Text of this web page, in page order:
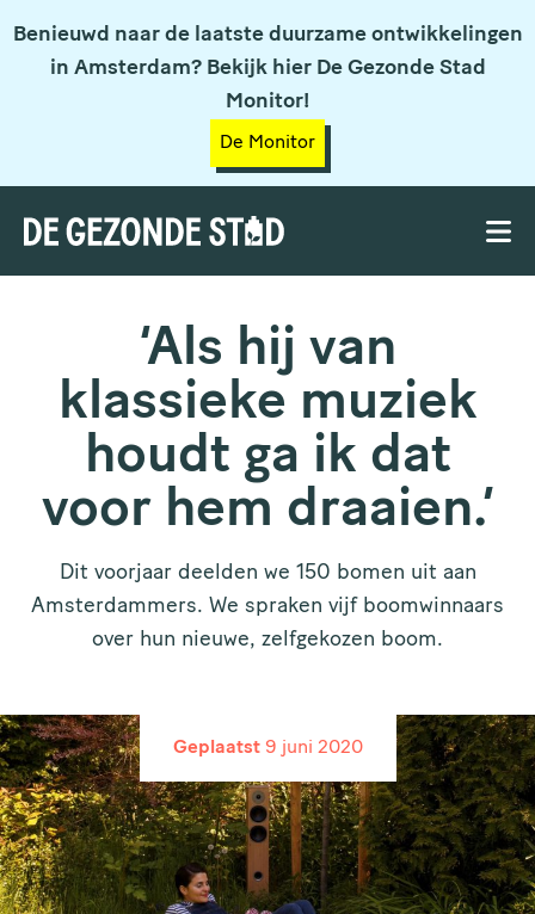
Benieuwd naar de laatste duurzame ontwikkelingen
in Amsterdam? Bekijk hier De Gezonde Stad
Monitor!
De Monitor
‘Als hij van
klassieke muziek
houdt ga ik dat
voor hem draaien.’
Dit voorjaar deelden we 150 bomen uit aan
Amsterdammers. We spraken vijf boomwinnaars
over hun nieuwe, zelfgekozen boom.
Geplaatst 9 juni 2020